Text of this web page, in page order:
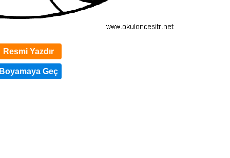
Resmi Yazdır